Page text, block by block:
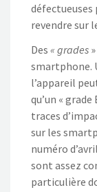
revendre sur
Des « grades
smartphone.
l’appareil
qu’un «
traces
sur les
numéro
sont assez
particulière